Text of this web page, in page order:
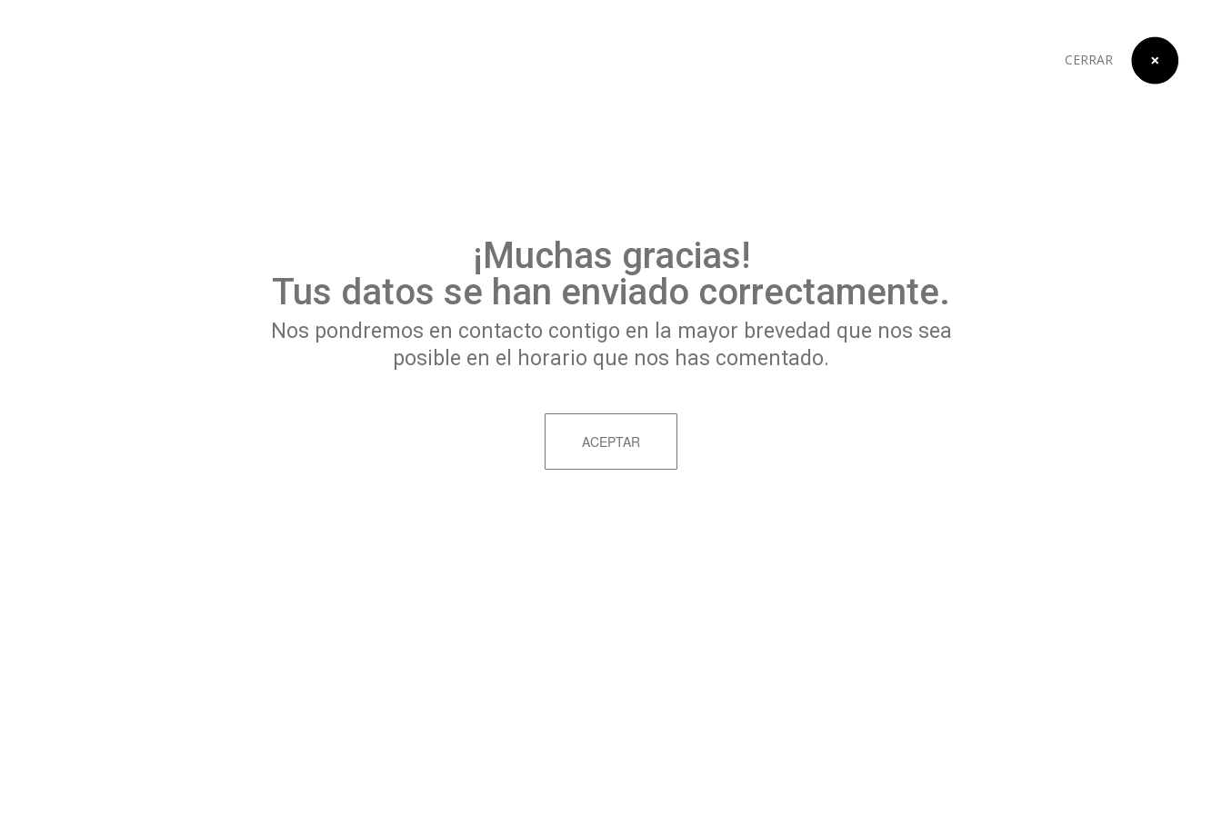
CERRAR
¡Muchas gracias!
Tus datos se han enviado correctamente.
Nos pondremos en contacto contigo en la mayor brevedad que nos sea
posible en el horario que nos has comentado.
ACEPTAR